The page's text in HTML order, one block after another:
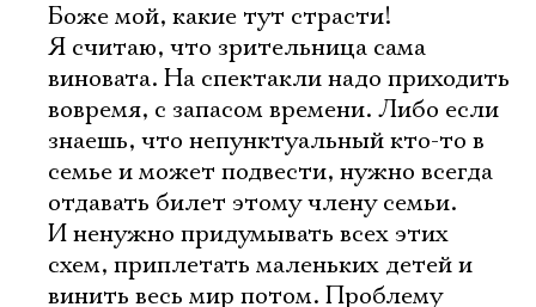
Боже мой, какие тут страсти!
Я считаю, что зрительница сама
виновата. На спектакли надо приходить
вовремя, с запасом времени. Либо если
знаешь, что непунктуальный кто-то в
семье и может подвести, нужно всегда
отдавать билет этому члену семьи.
И ненужно придумывать всех этих
схем, приплетать маленьких детей и
винить весь мир потом. Проблему